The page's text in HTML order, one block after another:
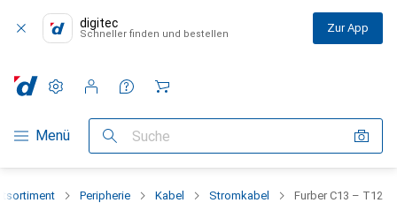
digitec
Schneller finden und bestellen Zur App
Navigation nach Kategorien
Menü Suche
Einstellungen
Kundenkonto
Vergleichslisten
Merklisten
Warenkorb
Peripherie Kabel Stromkabel Furber C13 – T12